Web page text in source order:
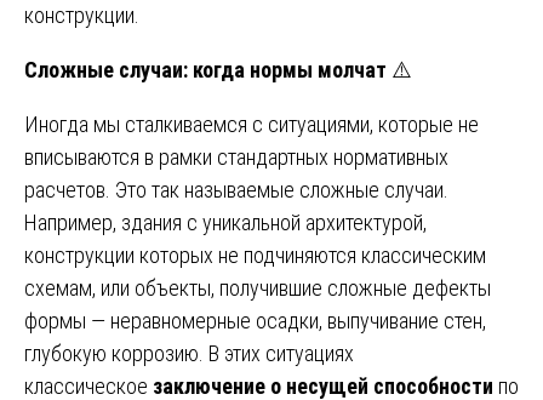
конструкции.
Сложные случаи: когда нормы молчат ⚠️
Иногда мы сталкиваемся с ситуациями, которые не
вписываются в рамки стандартных нормативных
расчетов. Это так называемые сложные случаи.
Например, здания с уникальной архитектурой,
конструкции которых не подчиняются классическим
схемам, или объекты, получившие сложные дефекты
формы — неравномерные осадки, выпучивание стен,
глубокую коррозию. В этих ситуациях
классическое заключение о несущей способности по